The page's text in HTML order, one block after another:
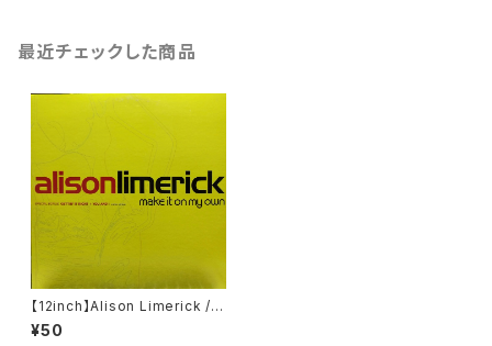
最近チェックした商品
【12inch】Alison Limerick /
Make It On My Own
¥50